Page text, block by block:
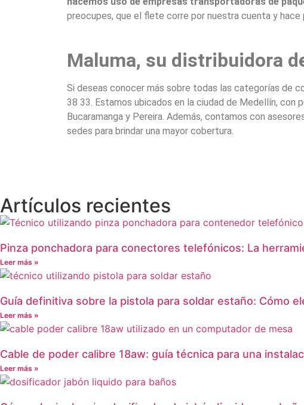
preocupes, que el flete corre por nuestra cuenta y
Maluma, su distribuidora
Si deseas conocer más sobre todas las categorías de
38 33. Estamos ubicados en la ciudad de Medellín, con
Bucaramanga y Pereira. Además, contamos con
sedes para brindar una mayor cobertura.
Artículos recientes
Pinza ponchadora para conectores telefónicos: La
Leer más »
Guía definitiva sobre la pistola para soldar estaño: Cómo
Leer más »
Cable de poder calibre 18aw: guía técnica para una
Leer más »